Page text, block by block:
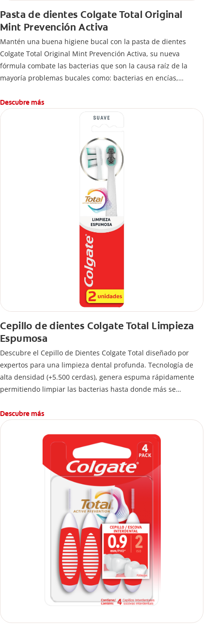
Pasta de dientes Colgate Total Original
Mint Prevención Activa
Mantén una buena higiene bucal con la pasta de dientes
Colgate Total Original Mint Prevención Activa, su nueva
fórmula combate las bacterias que son la causa raíz de la
mayoría problemas bucales como: bacterias en encías,
caries.
Descubre más
Cepillo de dientes Colgate Total Limpieza
Espumosa
Descubre el Cepillo de Dientes Colgate Total diseñado por
expertos para una limpieza dental profunda. Tecnología de
alta densidad (+5.500 cerdas), genera espuma rápidamente
permitiendo limpiar las bacterias hasta donde más se
Descubre más